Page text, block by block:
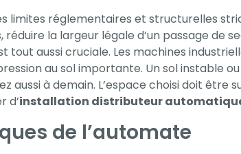
réglementaires et structurelles
la largeur légale d’un passage de
tout aussi cruciale. Les machines
au sol importante. Un sol instable
aussi à demain. L’espace choisi doit
d’installation distributeur
de l’automate